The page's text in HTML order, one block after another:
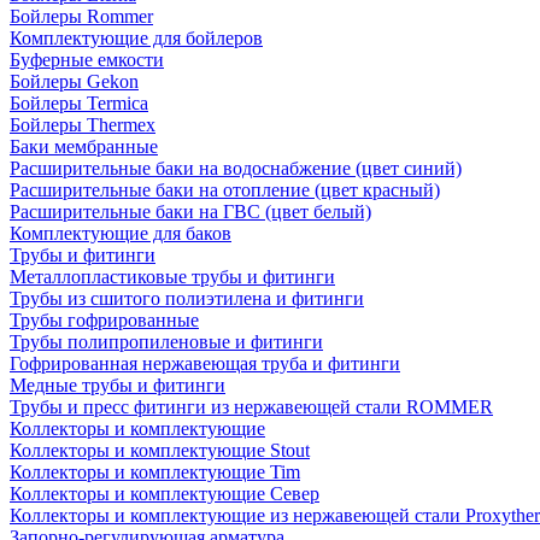
Бойлеры Rommer
Комплектующие для бойлеров
Буферные емкости
Бойлеры Gekon
Бойлеры Termica
Бойлеры Thermex
Баки мембранные
Расширительные баки на водоснабжение (цвет синий)
Расширительные баки на отопление (цвет красный)
Расширительные баки на ГВС (цвет белый)
Комплектующие для баков
Трубы и фитинги
Металлопластиковые трубы и фитинги
Трубы из сшитого полиэтилена и фитинги
Трубы гофрированные
Трубы полипропиленовые и фитинги
Гофрированная нержавеющая труба и фитинги
Медные трубы и фитинги
Трубы и пресс фитинги из нержавеющей стали ROMMER
Коллекторы и комплектующие
Коллекторы и комплектующие Stout
Коллекторы и комплектующие Tim
Коллекторы и комплектующие Север
Коллекторы и комплектующие из нержавеющей стали